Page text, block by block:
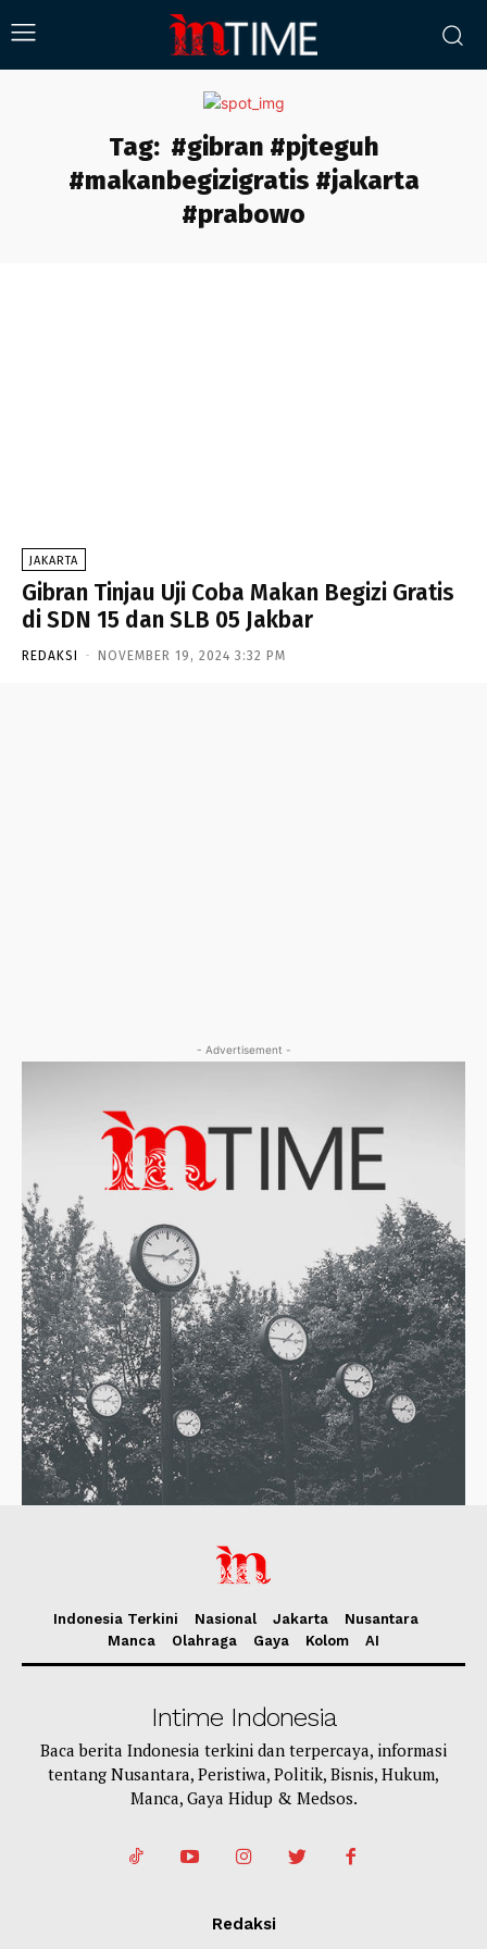
Tag: #gibran #pjteguh
#makanbegizigratis #jakarta
#prabowo
JAKARTA
Gibran Tinjau Uji Coba Makan Begizi Gratis
di SDN 15 dan SLB 05 Jakbar
REDAKSI - NOVEMBER 19, 2024 3:32 PM
- Advertisement -
Indonesia Terkini Nasional Jakarta
Nusantara
Manca
Olahraga Gaya Kolom AI
Intime Indonesia
Baca berita Indonesia terkini dan terpercaya, informasi
tentang Nusantara, Peristiwa, Politik, Bisnis, Hukum,
Manca, Gaya Hidup & Medsos.
Redaksi